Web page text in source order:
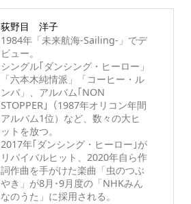
荻野目 洋子
1984年「未来航海-Sailing-」でデ
ビュー。
シングル｢ダンシング・ヒーロー」
「六本木純情派」「コーヒー・ル
ンバ」、アルバム｢NON
STOPPER｣（1987年オリコン年間
アルバム1位）など、数々の大ヒ
ットを放つ。
2017年｢ダンシング・ヒーロー｣が
リバイバルヒット、2020年自ら作
詞作曲を手がけた楽曲「虫のつぶ
やき」が8月･9月度の「NHKみん
なのうた」に採用される。